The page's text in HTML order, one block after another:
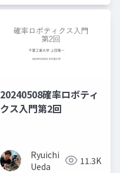
20240508確率ロボティ
クス入門第2回
Ryuichi
Ueda
11.3K